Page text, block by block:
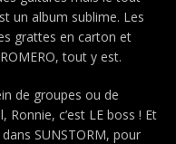
un album sublime. Les
grattes en carton et
tout y est.
de groupes ou de
c’est LE boss ! Et
SUNSTORM, pour